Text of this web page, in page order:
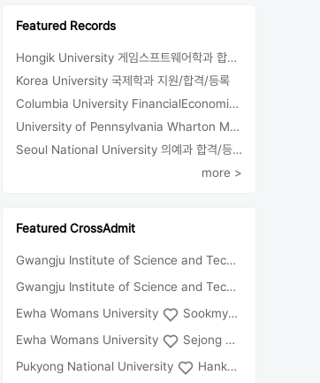
Featured Records
Hongik University 게임스프트웨어학과 합격/등록
Korea University 국제학과 지원/합격/등록
Columbia University FinancialEconomics 지원
University of Pennsylvania Wharton MBA 합격/등록
Seoul National University 의예과 합격/등록
more >
Featured CrossAdmit
Gwangju Institute of Science and Technology
Gwangju Institute of Science and Technology
Ewha Womans University
Sookmyung Women's University
Ewha Womans University
Sejong University
Pukyong National University
Hankuk University of Foreign Studies(Global Campus